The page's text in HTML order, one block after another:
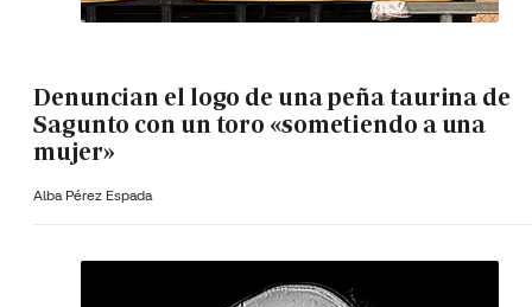
Denuncian el logo de una peña taurina de
Sagunto con un toro «sometiendo a una
mujer»
Alba Pérez Espada